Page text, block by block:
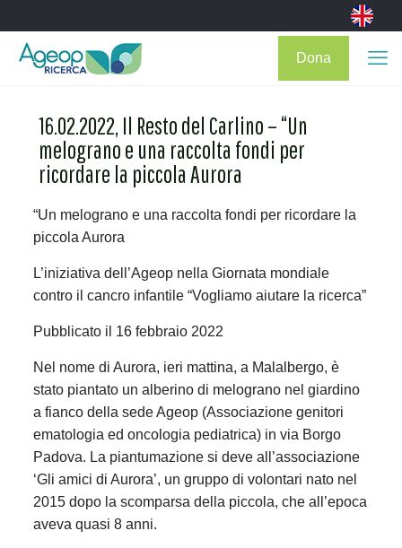
Dona
16.02.2022, Il Resto del Carlino – “Un
melograno e una raccolta fondi per
ricordare la piccola Aurora
“Un melograno e una raccolta fondi per ricordare la
piccola Aurora
L’iniziativa dell’Ageop nella Giornata mondiale
contro il cancro infantile “Vogliamo aiutare la ricerca”
Pubblicato il 16 febbraio 2022
Nel nome di Aurora, ieri mattina, a Malalbergo, è
stato piantato un alberino di melograno nel giardino
a fianco della sede Ageop (Associazione genitori
ematologia ed oncologia pediatrica) in via Borgo
Padova. La piantumazione si deve all’associazione
‘Gli amici di Aurora’, un gruppo di volontari nato nel
2015 dopo la scomparsa della piccola, che all’epoca
aveva quasi 8 anni.